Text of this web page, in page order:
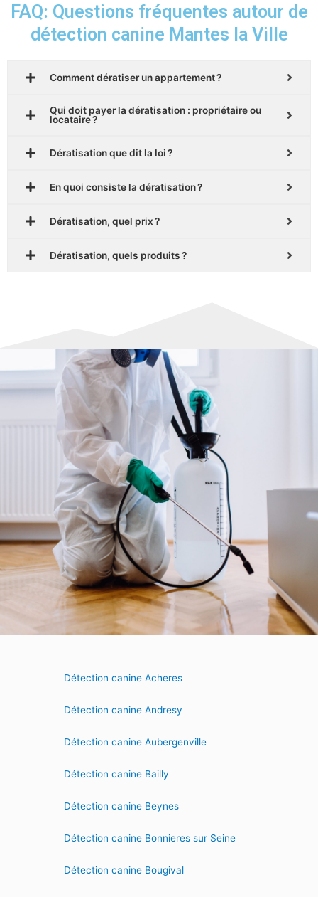
FAQ: Questions fréquentes autour de
détection canine Mantes la Ville
Comment dératiser un appartement ?
Qui doit payer la dératisation : propriétaire ou
locataire ?
Dératisation que dit la loi ?
En quoi consiste la dératisation ?
Dératisation, quel prix ?
Dératisation, quels produits ?
Détection canine Acheres
Détection canine Andresy
Détection canine Aubergenville
Détection canine Bailly
Détection canine Beynes
Détection canine Bonnieres sur Seine
Détection canine Bougival